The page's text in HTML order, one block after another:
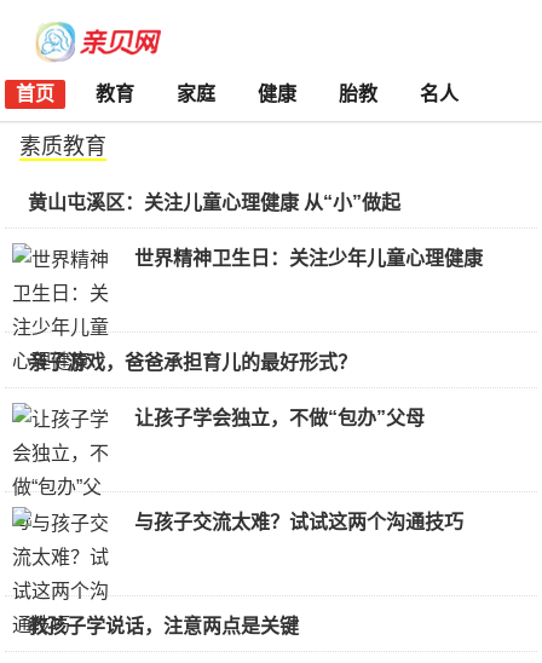
首页 教育 家庭 健康 胎教 名人
素质教育
黄山屯溪区：关注儿童心理健康 从“小”做起
世界精神卫生日：关注少年儿童心理健康
亲子游戏，爸爸承担育儿的最好形式？
让孩子学会独立，不做“包办”父母
与孩子交流太难？试试这两个沟通技巧
教孩子学说话，注意两点是关键